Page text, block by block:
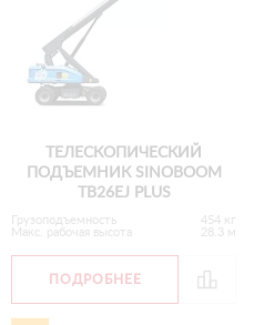
ТЕЛЕСКОПИЧЕСКИЙ
ПОДЪЕМНИК SINOBOOM
TB26EJ PLUS
Грузоподъемность
454 кг
Макс. рабочая высота
28.3 м
ПОДРОБНЕЕ